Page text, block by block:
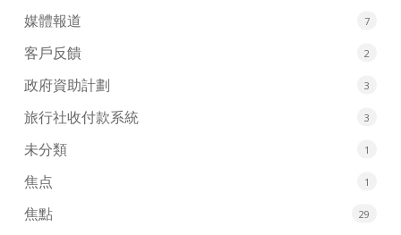
媒體報道 7
客戶反饋 2
政府資助計劃 3
旅行社收付款系統 3
未分類 1
焦点 1
焦點 29